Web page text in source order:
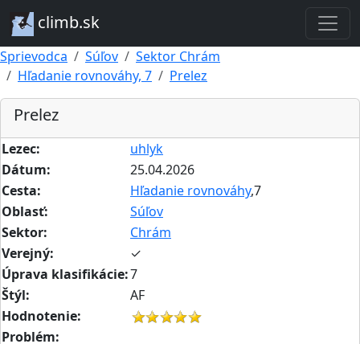
climb.sk
Sprievodca Súľov
Sektor Chrám
Hľadanie rovnováhy, 7
Prelez
Prelez
Lezec:
uhlyk
Dátum:
25.04.2026
Cesta:
Hľadanie rovnováhy,7
Oblasť:
Súľov
Sektor:
Chrám
Verejný:
✓
Úprava klasifikácie:7
Štýl:
AF
Hodnotenie:
Problém: